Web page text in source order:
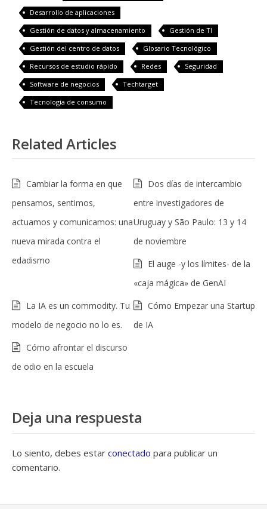
Desarrollo de aplicaciones
Gestión de datos y almacenamiento
Gestión de TI
Gestión del centro de datos
Glosario Tecnológico
Recursos de estudio rápido
Redes
Seguridad
Software de negocios
Techtarget
Tecnología de consumo
Related Articles
Cambiar la forma en que
pensamos, sentimos,
actuamos y comunicamos: una
nueva mirada contra el
edadismo
Dos días de intercambio
entre investigadores de
Uruguay y São Paulo: 13 y 14
de noviembre
El auge -y los límites- de la
«caja mágica» de GenAI
La IA es un commodity. Tu
modelo de negocio no lo es.
Cómo Empezar una Startup
de IA
Cómo afrontar el discurso
de odio en la escuela
Deja una respuesta
Lo siento, debes estar conectado para publicar un
comentario.